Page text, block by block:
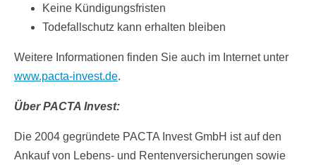
Keine Kündigungsfristen
Todefallschutz kann erhalten bleiben
Weitere Informationen finden Sie auch im Internet unter
www.pacta-invest.de.
Über PACTA Invest:
Die 2004 gegründete PACTA Invest GmbH ist auf den
Ankauf von Lebens- und Rentenversicherungen sowie